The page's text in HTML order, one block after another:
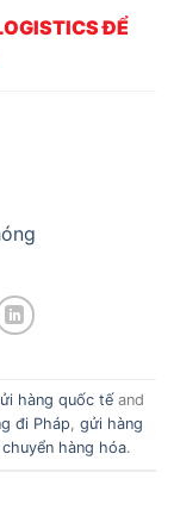
ĐỂ
hàng quốc tế and
đi Pháp
gửi hàng
hàng hóa.